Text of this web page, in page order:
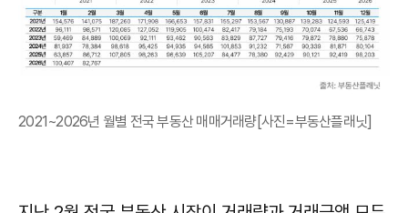
2021~2026년 월별 전국 부동산 매매거래량[사진=부동산플래닛]